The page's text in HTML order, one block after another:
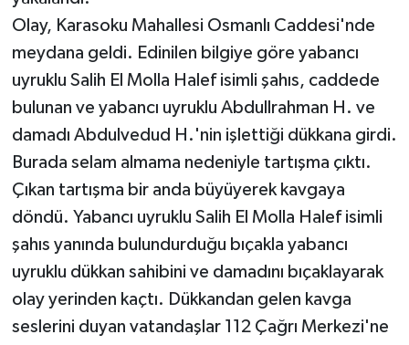
Olay, Karasoku Mahallesi Osmanlı Caddesi'nde
meydana geldi. Edinilen bilgiye göre yabancı
uyruklu Salih El Molla Halef isimli şahıs, caddede
bulunan ve yabancı uyruklu Abdullrahman H. ve
damadı Abdulvedud H.'nin işlettiği dükkana girdi.
Burada selam almama nedeniyle tartışma çıktı.
Çıkan tartışma bir anda büyüyerek kavgaya
döndü. Yabancı uyruklu Salih El Molla Halef isimli
şahıs yanında bulundurduğu bıçakla yabancı
uyruklu dükkan sahibini ve damadını bıçaklayarak
olay yerinden kaçtı. Dükkandan gelen kavga
seslerini duyan vatandaşlar 112 Çağrı Merkezi'ne